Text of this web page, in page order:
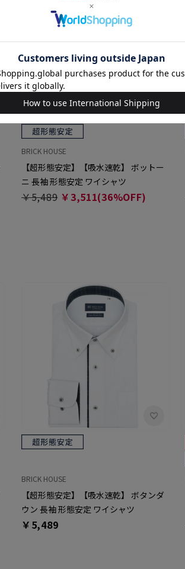
BRICK HOUSE
【超形態安定】【吸水速乾】 ボットー
ニ 長袖 形態安定 ワイシャツ
￥5,489 ￥3,511(36%OFF)
BRICK HOUSE
【超形態安定】【吸水速乾】 ボタンダ
ウン 長袖 形態安定 ワイシャツ
￥5,489